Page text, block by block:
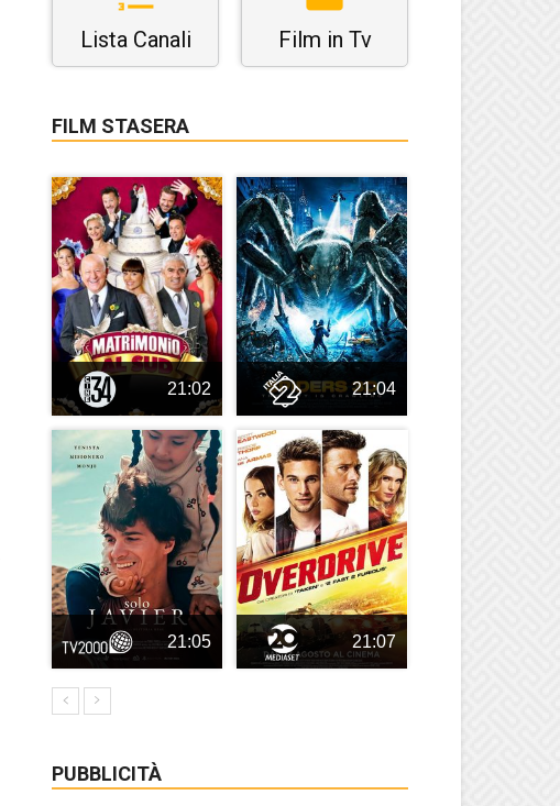
Lista Canali Film in Tv
FILM STASERA
21:02 21:04
21:05 21:07
PUBBLICITÀ